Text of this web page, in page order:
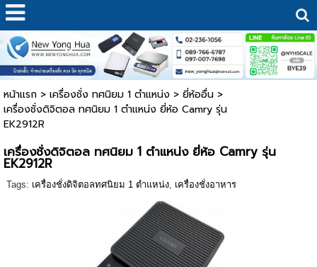
หน้าแรก> เครื่องชั่ง ทศนิยม 1 ตำแหน่ง > ยี่ห้ออื่น>
เครื่องชั่งดิจิตอล ทศนิยม 1 ตำแหน่ง ยี่ห้อ Camry รุ่น
EK2912R
เครื่องชั่งดิจิตอล ทศนิยม 1 ตำแหน่ง ยี่ห้อ Camry รุ่น
EK2912R
Tags: เครื่องชั่งดิจิตอลทศนิยม 1 ตำแหน่ง, เครื่องชั่งอาหาร